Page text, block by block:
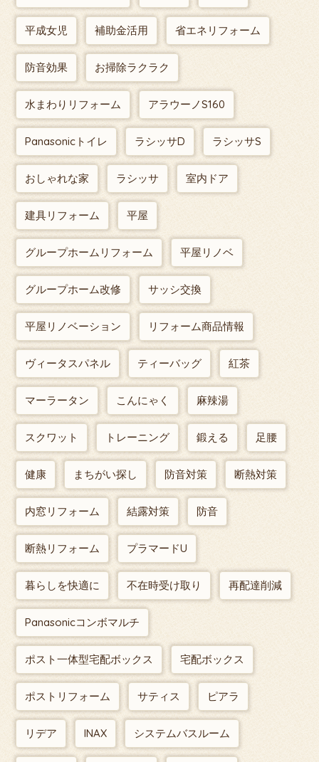
平成女児 補助金活用 省エネリフォーム
防音効果 お掃除ラクラク
水まわりリフォーム アラウーノS160
Panasonicトイレ ラシッサD ラシッサS
おしゃれな家 ラシッサ 室内ドア
建具リフォーム 平屋
グループホームリフォーム 平屋リノベ
グループホーム改修 サッシ交換
平屋リノベーション リフォーム商品情報
ヴィータスパネル ティーバッグ 紅茶
マーラータン こんにゃく 麻辣湯
スクワット トレーニング 鍛える 足腰
健康 まちがい探し 防音対策 断熱対策
内窓リフォーム 結露対策 防音
断熱リフォーム プラマードU
暮らしを快適に 不在時受け取り 再配達削減
Panasonicコンボマルチ
ポスト一体型宅配ボックス 宅配ボックス
ポストリフォーム サティス ピアラ
リデア INAX システムバスルーム